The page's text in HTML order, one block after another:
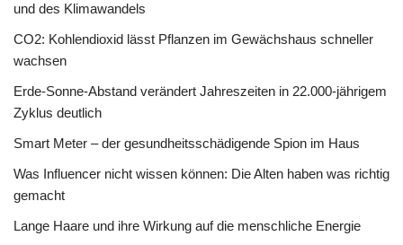
und des Klimawandels
CO2: Kohlendioxid lässt Pflanzen im Gewächshaus schneller
wachsen
Erde-Sonne-Abstand verändert Jahreszeiten in 22.000-jährigem
Zyklus deutlich
Smart Meter – der gesundheitsschädigende Spion im Haus
Was Influencer nicht wissen können: Die Alten haben was richtig
gemacht
Lange Haare und ihre Wirkung auf die menschliche Energie